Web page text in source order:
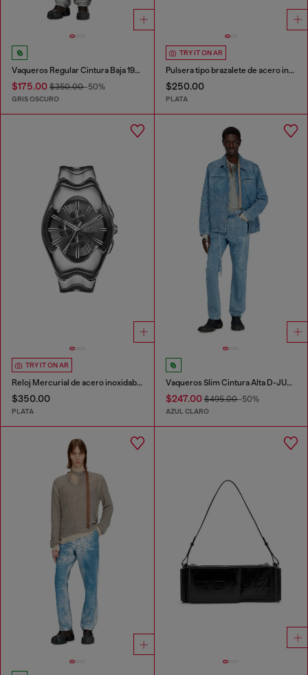
Vaqueros Regular Cintura Baja 1985 Larkee
$175.00 $350.00-50%
GRIS OSCURO
TRY IT ON AR
Pulsera tipo brazalete de acero inoxidable
$250.00
PLATA
TRY IT ON AR
Reloj Mercurial de acero inoxidable
$350.00
PLATA
Vaqueros Slim Cintura Alta D-JUREN
$247.00$495.00-50%
AZUL CLARO